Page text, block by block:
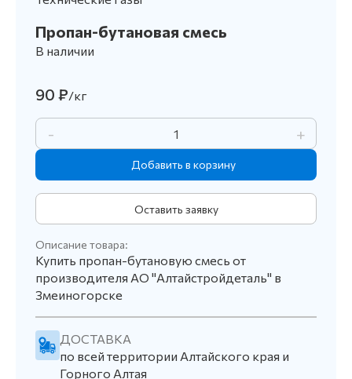
Пропан-бутановая смесь
В наличии
90 ₽/кг
- +
Оставить заявку
Описание товара:
Купить пропан-бутановую смесь от
производителя АО "Алтайстройдеталь" в
Змеиногорске
ДОСТАВКА
по всей территории Алтайского края и
Горного Алтая